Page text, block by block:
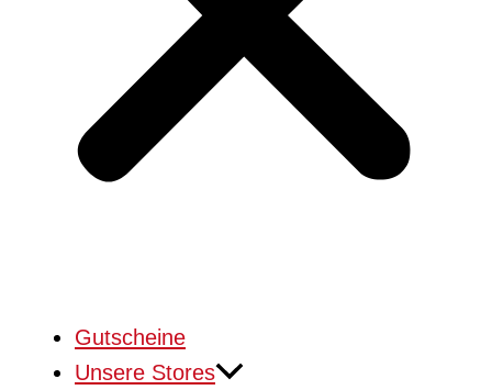
Gutscheine
Unsere Stores